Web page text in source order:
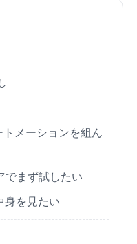
メーションを組ん
でまず試したい
身を見たい